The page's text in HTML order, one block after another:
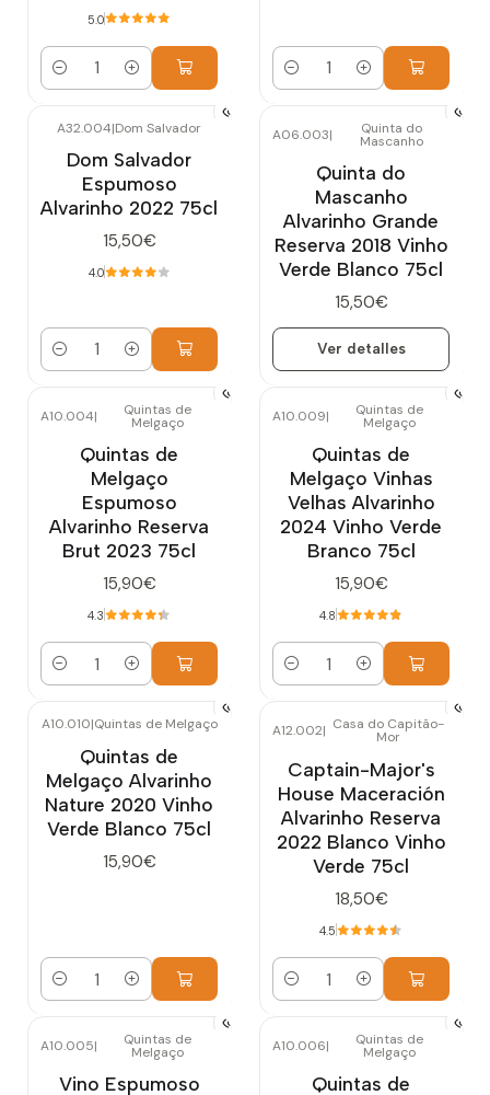
5.0
Cantidad Cantidad
A32.004|Dom Salvador
Dom Salvador
Espumoso
Alvarinho 2022 75cl
15,50€
4.0
Cantidad
Agotado
A06.003| Quinta do
Mascanho
Quinta do
Mascanho
Alvarinho Grande
Reserva 2018 Vinho
Verde Blanco 75cl
15,50€
Ver detalles
A10.004| Quintas de
Melgaço
Quintas de
Melgaço
Espumoso
Alvarinho Reserva
Brut 2023 75cl
15,90€
4.3
Cantidad
A10.009| Quintas de
Melgaço
Quintas de
Melgaço Vinhas
Velhas Alvarinho
2024 Vinho Verde
Branco 75cl
15,90€
4.8
Cantidad
A10.010|Quintas de Melgaço
Quintas de
Melgaço Alvarinho
Nature 2020 Vinho
Verde Blanco 75cl
15,90€
Cantidad
A12.002| Casa do Capitão-
Mor
Captain-Major's
House Maceración
Alvarinho Reserva
2022 Blanco Vinho
Verde 75cl
18,50€
4.5
Cantidad
A10.005| Quintas de
Melgaço
Vino Espumoso
A10.006| Quintas de
Melgaço
Quintas de